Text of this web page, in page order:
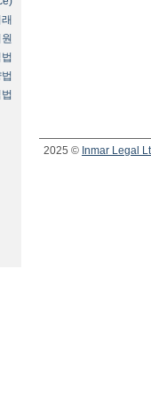
2025 © Inmar Legal